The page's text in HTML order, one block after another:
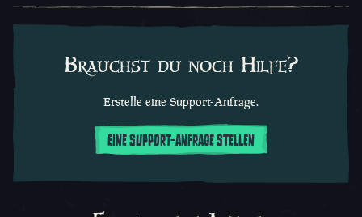
Brauchst du noch Hilfe?
Erstelle eine Support-Anfrage.
EINE SUPPORT-ANFRAGE STELLEN